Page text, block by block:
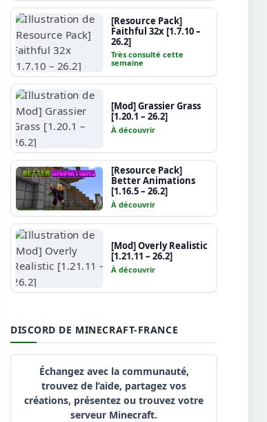
[Resource Pack]
Faithful 32x [1.7.10 –
26.2]
Très consulté cette
semaine
[Mod] Grassier Grass
[1.20.1 – 26.2]
À découvrir
[Resource Pack]
Better Animations
[1.16.5 – 26.2]
À découvrir
[Mod] Overly Realistic
[1.21.11 – 26.2]
À découvrir
DISCORD DE MINECRAFT-FRANCE
Échangez avec la communauté,
trouvez de l’aide, partagez vos
créations, présentez ou trouvez votre
serveur Minecraft.